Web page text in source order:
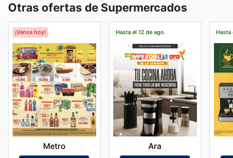
Otras ofertas de Supermercados
¡Vence hoy!
Metro
Hasta el 12 de ago.
Ara
Hasta